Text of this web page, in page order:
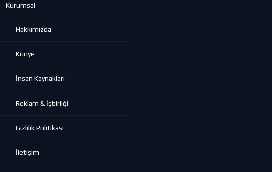
Kurumsal
Hakkımızda
Künye
İnsan Kaynakları
Reklam & İşbirliği
Gizlilik Politikası
İletişim